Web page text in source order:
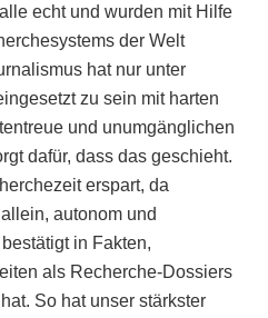
echt und wurden mit Hilfe
der Welt
hat nur unter
zu sein mit harten
und unumgänglichen
dafür, dass das geschieht.
erspart, da
autonom und
in Fakten,
als Recherche-Dossiers
So hat unser stärkster